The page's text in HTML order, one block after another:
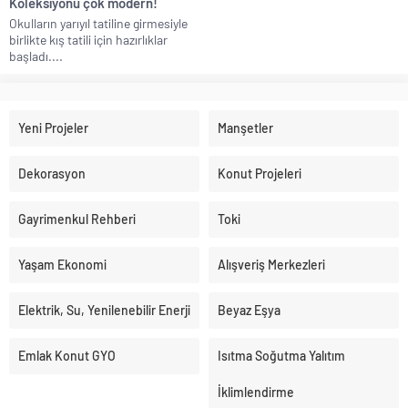
Okulların yarıyıl tatiline girmesiyle
birlikte kış tatili için hazırlıklar
başladı....
Yeni Projeler Manşetler
Dekorasyon Konut Projeleri
Gayrimenkul Rehberi Toki
Yaşam Ekonomi Alışveriş Merkezleri
Elektrik, Su, Yenilenebilir Enerji Beyaz Eşya
Emlak Konut GYO Isıtma Soğutma Yalıtım
İklimlendirme